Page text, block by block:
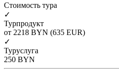
Cтоимость тура
✓
Турпродукт
от 2218 BYN (635 EUR)
✓
Туруслуга
250 BYN